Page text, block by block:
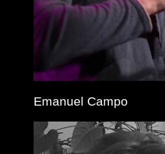
Emanuel Campo